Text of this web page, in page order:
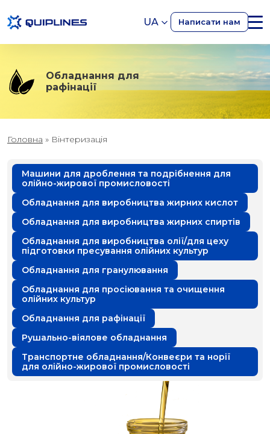
UA Написати нам
Обладнання для
рафінації
Головна » Вінтеризація
Машини для дроблення та подрібнення для
олійно-жирової промисловості
Обладнання для виробництва жирних кислот
Обладнання для виробництва жирних спиртів
Обладнання для виробництва олії/для цеху
підготовки пресування олійних культур
Обладнання для гранулювання
Обладнання для просіювання та очищення
олійних культур
Обладнання для рафінації
Рушально-віялове обладнання
Транспортне обладнання/Конвеєри та норії
для олійно-жирової промисловості